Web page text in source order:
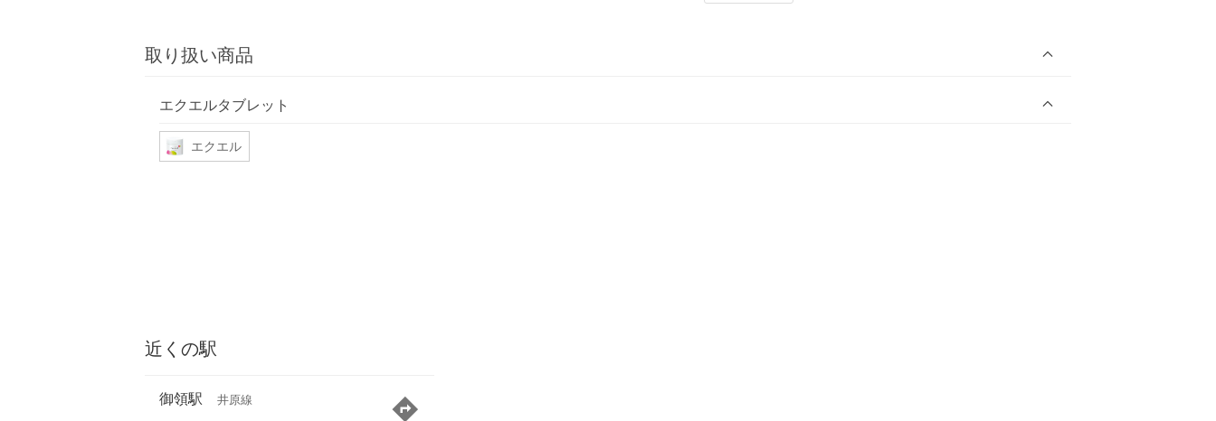
取り扱い商品
エクエルタブレット
エクエル
近くの駅
御領駅 井原線